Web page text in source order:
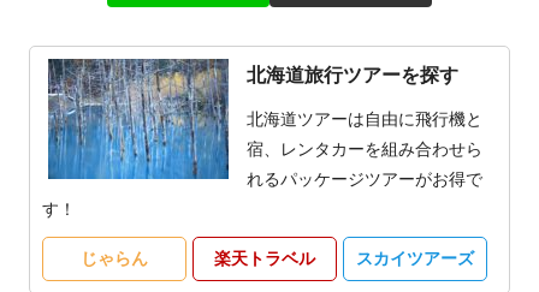
北海道旅行ツアーを探す
北海道ツアーは自由に飛行機と
宿、レンタカーを組み合わせら
れるパッケージツアーがお得で
す！
じゃらん 楽天トラベル スカイツアーズ